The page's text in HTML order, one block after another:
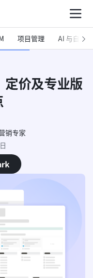
项目管理 AI 与自动化
价及专业版
销专家